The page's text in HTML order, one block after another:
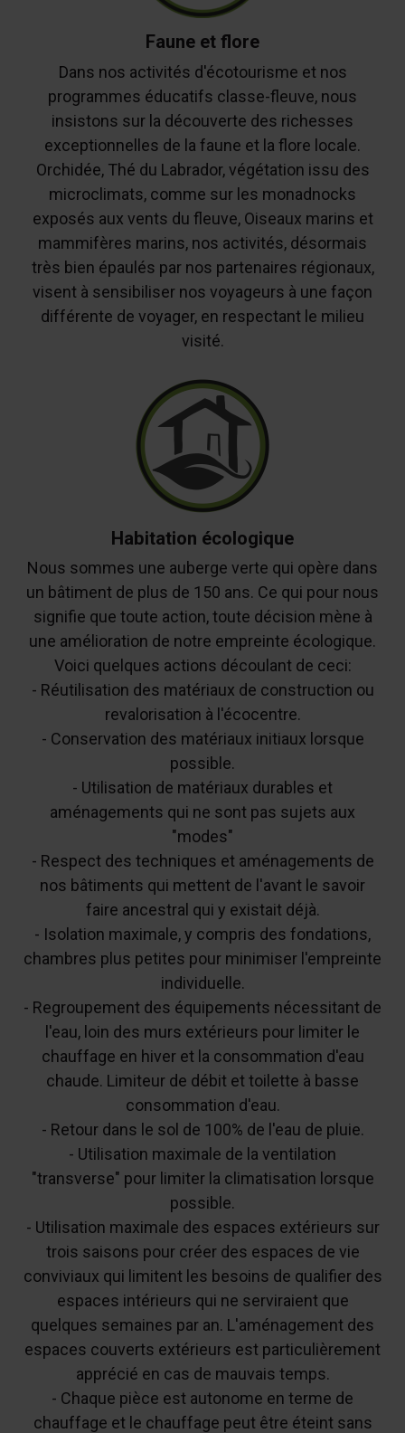
Faune et flore
Dans nos activités d'écotourisme et nos
programmes éducatifs classe-fleuve, nous
insistons sur la découverte des richesses
exceptionnelles de la faune et la flore locale.
Orchidée, Thé du Labrador, végétation issu des
microclimats, comme sur les monadnocks
exposés aux vents du fleuve, Oiseaux marins et
mammifères marins, nos activités, désormais
très bien épaulés par nos partenaires régionaux,
visent à sensibiliser nos voyageurs à une façon
différente de voyager, en respectant le milieu
visité.
Habitation écologique
Nous sommes une auberge verte qui opère dans
un bâtiment de plus de 150 ans. Ce qui pour nous
signifie que toute action, toute décision mène à
une amélioration de notre empreinte écologique.
Voici quelques actions découlant de ceci:
- Réutilisation des matériaux de construction ou
revalorisation à l'écocentre.
- Conservation des matériaux initiaux lorsque
possible.
- Utilisation de matériaux durables et
aménagements qui ne sont pas sujets aux
"modes"
- Respect des techniques et aménagements de
nos bâtiments qui mettent de l'avant le savoir
faire ancestral qui y existait déjà.
- Isolation maximale, y compris des fondations,
chambres plus petites pour minimiser l'empreinte
individuelle.
- Regroupement des équipements nécessitant de
l'eau, loin des murs extérieurs pour limiter le
chauffage en hiver et la consommation d'eau
chaude. Limiteur de débit et toilette à basse
consommation d'eau.
- Retour dans le sol de 100% de l'eau de pluie.
- Utilisation maximale de la ventilation
"transverse" pour limiter la climatisation lorsque
possible.
- Utilisation maximale des espaces extérieurs sur
trois saisons pour créer des espaces de vie
conviviaux qui limitent les besoins de qualifier des
espaces intérieurs qui ne serviraient que
quelques semaines par an. L'aménagement des
espaces couverts extérieurs est particulièrement
apprécié en cas de mauvais temps.
- Chaque pièce est autonome en terme de
chauffage et le chauffage peut être éteint sans